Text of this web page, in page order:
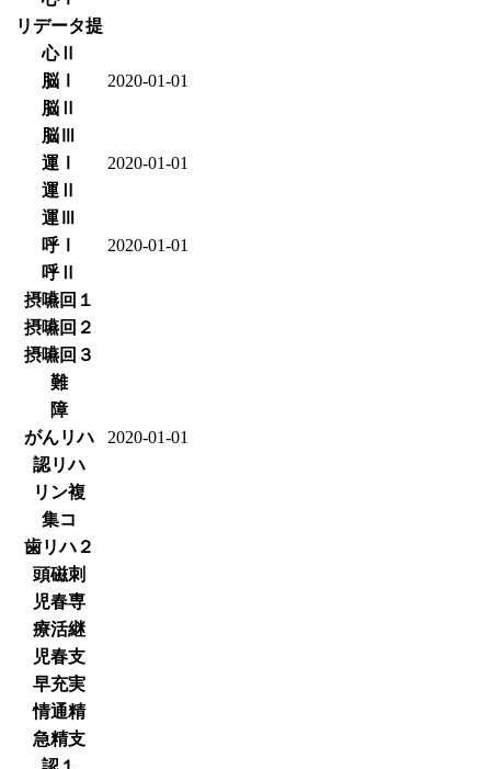
リデータ提
心Ⅱ
脳Ⅰ
2020-01-01
脳Ⅱ
脳Ⅲ
運Ⅰ
2020-01-01
運Ⅱ
運Ⅲ
呼Ⅰ
2020-01-01
呼Ⅱ
摂嚥回１
摂嚥回２
摂嚥回３
難
障
がんリハ
2020-01-01
認リハ
リン複
集コ
歯リハ２
頭磁刺
児春専
療活継
児春支
早充実
情通精
急精支